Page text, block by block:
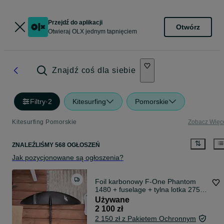
Przejdź do aplikacji
Otwieraj OLX jednym tapnięciem
Otwórz
Znajdź coś dla siebie
Filtry·2 Kitesurfing Pomorskie
Kitesurfing Pomorskie Zobacz
ZNALEŹLIŚMY 568 OGŁOSZEŃ
Jak pozycjonowane są ogłoszenia?
Foil karbonowy F-One Phantom
1480 + fuselage + tylna lotka 275 -
możliwość odbioru Chałupy 3
Używane
2 100 zł
2 150 zł z Pakietem Ochronnym